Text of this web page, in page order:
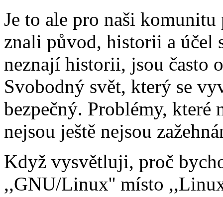
Je to ale pro naši komunitu
znali původ, historii a účel
neznají historii, jsou často
Svobodný svět, který se
bezpečný. Problémy,
nejsou ještě nejsou
Když vysvětluji, proč
,,GNU/Linux'' místo